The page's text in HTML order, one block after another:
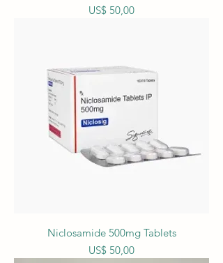
Prijs
US$ 50,00
Niclosamide 500mg Tablets
Prijs
US$ 50,00